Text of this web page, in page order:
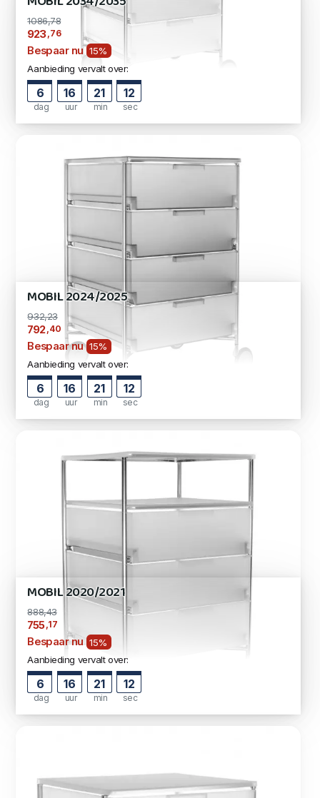
1086,78
923 ,76
Bespaar nu 15%
Aanbieding vervalt over:
6
dag
16
uur
21
min
11
sec
MOBIL 2024/2025
932,23
792 ,40
Bespaar nu 15%
Aanbieding vervalt over:
6
dag
16
uur
21
min
11
sec
MOBIL 2020/2021
888,43
755,17
Bespaar nu 15%
Aanbieding vervalt over:
6
dag
16
uur
21
min
11
sec